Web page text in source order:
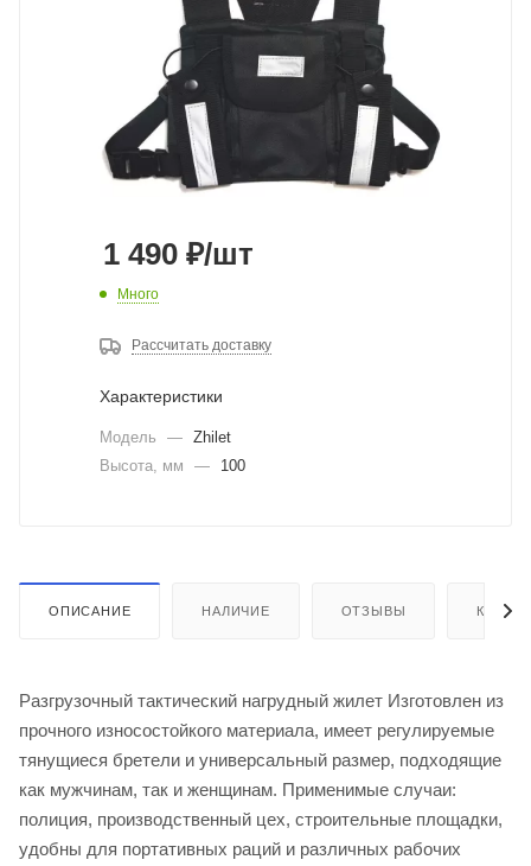
1 490 ₽/шт
Много
Рассчитать доставку
Характеристики
Модель — Zhilet
Высота, мм
— 100
ОПИСАНИЕ НАЛИЧИЕ ОТЗЫВЫ КАК
Разгрузочный тактический нагрудный жилет Изготовлен из
прочного износостойкого материала, имеет регулируемые
тянущиеся бретели и универсальный размер, подходящие
как мужчинам, так и женщинам. Применимые случаи:
полиция, производственный цех, строительные площадки,
удобны для портативных раций и различных рабочих